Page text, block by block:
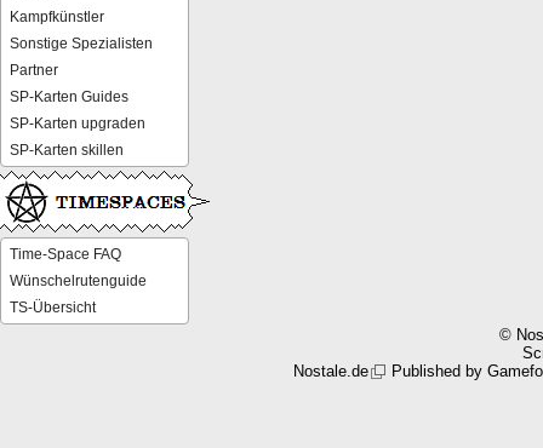
Kampfkünstler
Sonstige Spezialisten
Partner
SP-Karten Guides
SP-Karten upgraden
SP-Karten skillen
Time-Space FAQ
Wünschelrutenguide
TS-Übersicht
©
Nostale.de
Published by